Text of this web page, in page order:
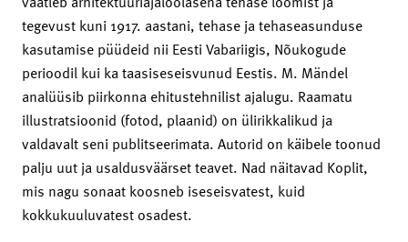
tegevust kuni 1917. aastani, tehase ja tehaseasunduse
kasutamise püüdeid nii Eesti Vabariigis, Nõukogude
perioodil kui ka taasiseseisvunud Eestis. M. Mändel
analüüsib piirkonna ehitustehnilist ajalugu. Raamatu
illustratsioonid (fotod, plaanid) on ülirikkalikud ja
valdavalt seni publitseerimata. Autorid on käibele toonud
palju uut ja usaldusväärset teavet. Nad näitavad Koplit,
mis nagu sonaat koosneb iseseisvatest, kuid
kokkukuuluvatest osadest.